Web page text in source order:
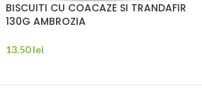
BISCUITI CU COACAZE SI TRANDAFIR
130G AMBROZIA
13.50lei